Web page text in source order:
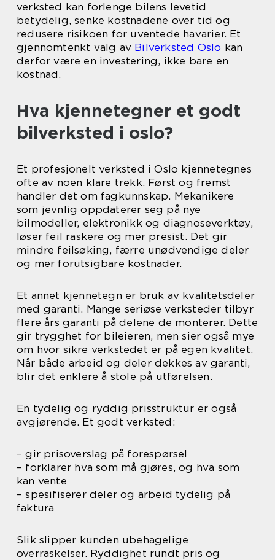
verksted kan forlenge bilens levetid
betydelig, senke kostnadene over tid og
redusere risikoen for uventede havarier. Et
gjennomtenkt valg av Bilverksted Oslo kan
derfor være en investering, ikke bare en
kostnad.
Hva kjennetegner et godt
bilverksted i oslo?
Et profesjonelt verksted i Oslo kjennetegnes
ofte av noen klare trekk. Først og fremst
handler det om fagkunnskap. Mekanikere
som jevnlig oppdaterer seg på nye
bilmodeller, elektronikk og diagnoseverktøy,
løser feil raskere og mer presist. Det gir
mindre feilsøking, færre unødvendige deler
og mer forutsigbare kostnader.
Et annet kjennetegn er bruk av kvalitetsdeler
med garanti. Mange seriøse verksteder tilbyr
flere års garanti på delene de monterer. Dette
gir trygghet for bileieren, men sier også mye
om hvor sikre verkstedet er på egen kvalitet.
Når både arbeid og deler dekkes av garanti,
blir det enklere å stole på utførelsen.
En tydelig og ryddig prisstruktur er også
avgjørende. Et godt verksted:
– gir prisoverslag på forespørsel
– forklarer hva som må gjøres, og hva som
kan vente
– spesifiserer deler og arbeid tydelig på
faktura
Slik slipper kunden ubehagelige
overraskelser. Ryddighet rundt pris og